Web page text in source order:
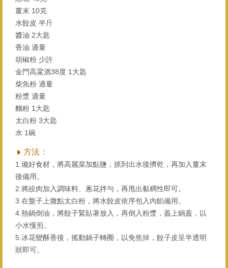
薑末 10克
水餃皮 半斤
醬油 2大匙
香油 適量
胡椒粉 少許
金門高粱酒38度 1大匙
柴魚粉 適量
粉漿 適量
麵粉 1大匙
太白粉 3大匙
水 1碗
方法：
1.備好⻝材，將高麗菜加點鹽，抓到出水後擠乾，再加入薑末
後備用。
2.將絞肉加入調味料、蔥花拌勻，再甩出黏稠性即可。
3.在盤子上撒點太白粉，將水餃皮依序包入內餡備用。
4.熱鍋倒油，將餃子緊貼著放入，再倒入粉漿，蓋上鍋蓋，以
小水慢煎。
5.冰花變酥香後，搖動鍋子轉圈，以免焦掉，餃子皮呈半透明
狀即可。